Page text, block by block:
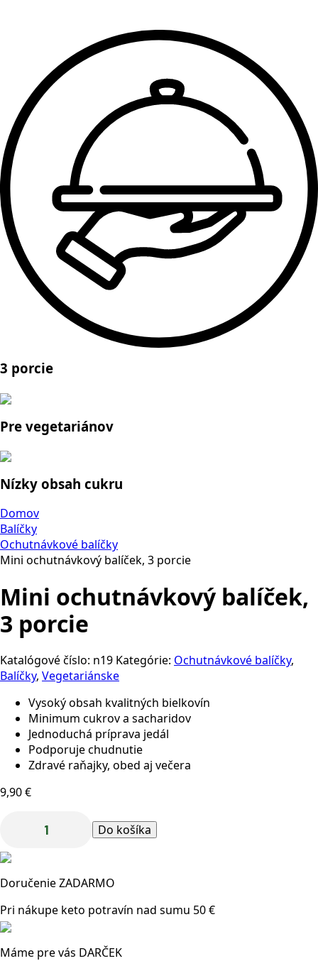
3 porcie
Pre vegetariánov
Nízky obsah cukru
Domov
Balíčky
Ochutnávkové balíčky
Mini ochutnávkový balíček, 3 porcie
Mini ochutnávkový balíček,
3 porcie
Katalógové číslo: n19 Kategórie: Ochutnávkové balíčky,
Balíčky, Vegetariánske
Vysoký obsah kvalitných bielkovín
Minimum cukrov a sacharidov
Jednoduchá príprava jedál
Podporuje chudnutie
Zdravé raňajky, obed aj večera
9,90€
množstvo
balíček,
porcie
Do košíka
Doručenie ZADARMO
Pri nákupe keto potravín nad sumu 50 €
Máme pre vás DARČEK